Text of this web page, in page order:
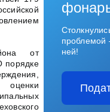
от
порядке
ней!